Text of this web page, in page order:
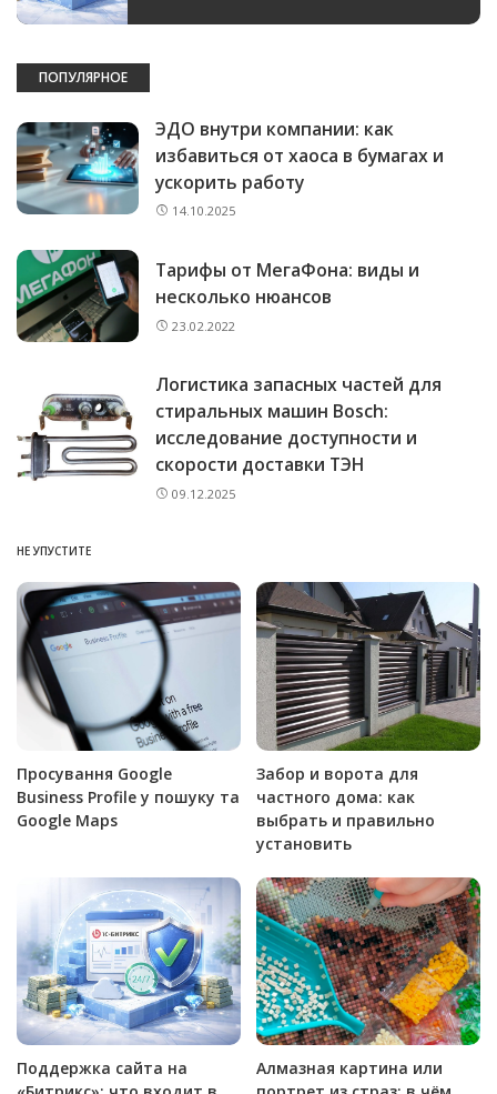
ПОПУЛЯРНОЕ
ЭДО внутри компании: как
избавиться от хаоса в бумагах и
ускорить работу
14.10.2025
Тарифы от МегаФона: виды и
несколько нюансов
23.02.2022
Логистика запасных частей для
стиральных машин Bosch:
исследование доступности и
скорости доставки ТЭН
09.12.2025
НЕ УПУСТИТЕ
Просування Google
Business Profile у пошуку та
Google Maps
Забор и ворота для
частного дома: как
выбрать и правильно
установить
Поддержка сайта на
Алмазная картина или